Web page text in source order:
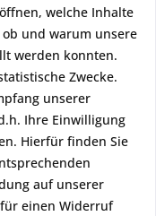
welche Inhalte
und warum unsere
werden konnten.
Zwecke.
unserer
Ihre Einwilligung
Hierfür finden Sie
auf unserer
einen Widerruf